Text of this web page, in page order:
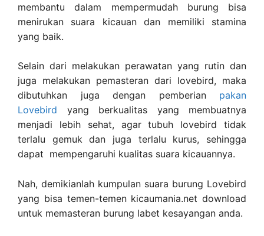
membantu dalam mempermudah burung bisa
menirukan suara kicauan dan memiliki stamina
yang baik.
Selain dari melakukan perawatan yang rutin dan
juga melakukan pemasteran dari lovebird, maka
dibutuhkan juga dengan pemberian pakan
Lovebird yang berkualitas yang membuatnya
menjadi lebih sehat, agar tubuh lovebird tidak
terlalu gemuk dan juga terlalu kurus, sehingga
dapat mempengaruhi kualitas suara kicauannya.
Nah, demikianlah kumpulan suara burung Lovebird
yang bisa temen-temen kicaumania.net download
untuk memasteran burung labet kesayangan anda.